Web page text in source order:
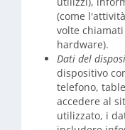
(come
volte
hardware).
Dati del
dispositivo
telefono,
accedere al
utilizzato, i